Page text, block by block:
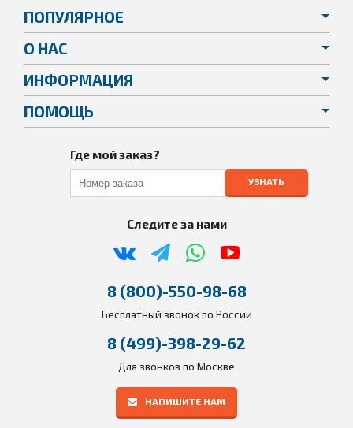
ПОПУЛЯРНОЕ
О НАС
ИНФОРМАЦИЯ
ПОМОЩЬ
Где мой заказ?
УЗНАТЬ
Следите за нами
8 (800)-550-98-68
Бесплатный звонок по России
8 (499)-398-29-62
Для звонков по Москве
НАПИШИТЕ НАМ